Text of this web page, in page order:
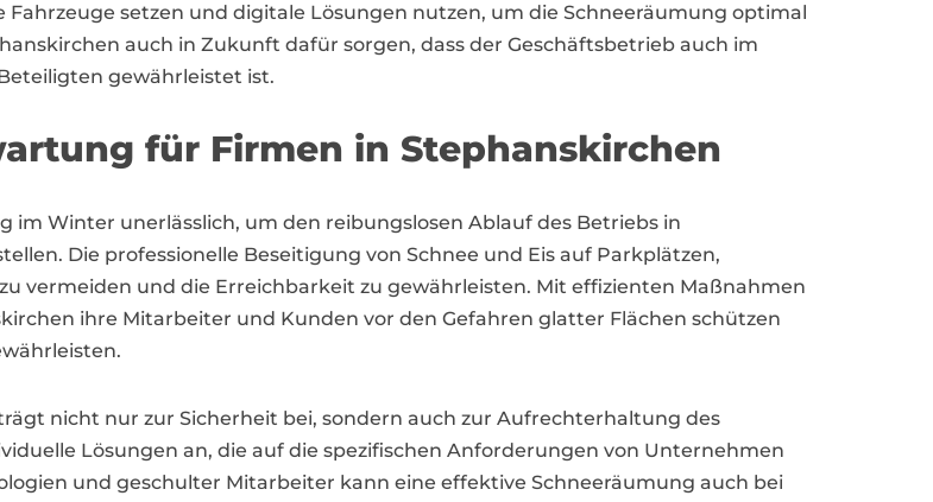
setzen und digitale Lösungen nutzen, um die Schneeräumung optimal
auch in Zukunft dafür sorgen, dass der Geschäftsbetrieb auch im
gewährleistet ist.
für Firmen in Stephanskirchen
im Winter unerlässlich, um den reibungslosen Ablauf des Betriebs in
Die professionelle Beseitigung von Schnee und Eis auf Parkplätzen,
vermeiden und die Erreichbarkeit zu gewährleisten. Mit effizienten Maßnahmen
ihre Mitarbeiter und Kunden vor den Gefahren glatter Flächen schützen
nicht nur zur Sicherheit bei, sondern auch zur Aufrechterhaltung des
Lösungen an, die auf die spezifischen Anforderungen von Unternehmen
und geschulter Mitarbeiter kann eine effektive Schneeräumung auch bei